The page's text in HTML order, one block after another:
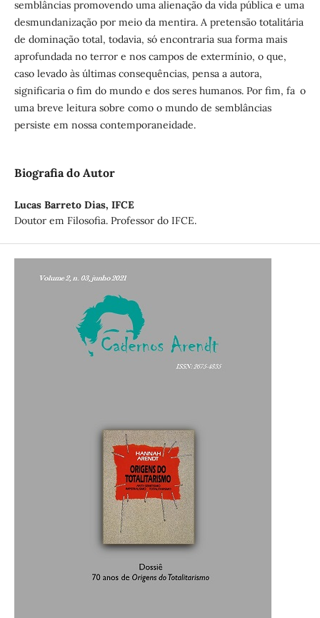
semblâncias promovendo uma alienação da vida pública e uma
desmundanização por meio da mentira. A pretensão totalitária
de dominação total, todavia, só encontraria sua forma mais
aprofundada no terror e nos campos de extermínio, o que,
caso levado às últimas consequências, pensa a autora,
significaria o fim do mundo e dos seres humanos. Por fim, fa o
uma breve leitura sobre como o mundo de semblâncias
persiste em nossa contemporaneidade.
Biografia do Autor
Lucas Barreto Dias, IFCE
Doutor em Filosofia. Professor do IFCE.